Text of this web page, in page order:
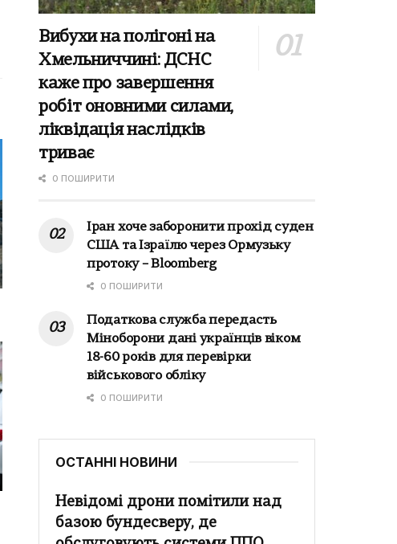
Вибухи на полігоні на
Хмельниччині: ДСНС
каже про завершення
робіт оновними силами,
ліквідація наслідків
триває
0 ПОШИРИТИ
Іран хоче заборонити прохід суден
США та Ізраїлю через Ормузьку
протоку – Bloomberg
0 ПОШИРИТИ
Податкова служба передасть
Міноборони дані українців віком
18-60 років для перевірки
військового обліку
0 ПОШИРИТИ
ОСТАННІ НОВИНИ
Невідомі дрони помітили над
базою бундесверу, де